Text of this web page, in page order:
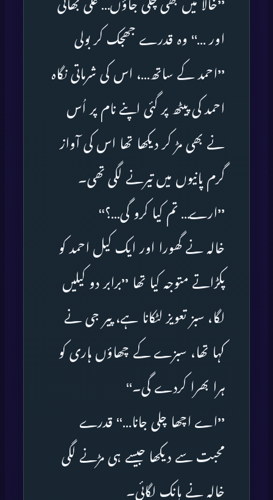
’’خالا میں بھی چلی جاؤں… علی بھائی
اور …‘‘ وہ قدرے جھجک کر بولی
’’احمد کے ساتھ…، اس کی شرماتی نگاہ
احمد کی پیٹھ پر گئی اپنے نام پر اُس
نے بھی مڑ کر دیکھا تھا اس کی آواز
گرم پانیوں میں تیرنے لگی تھی۔
’’ارے… تم کیا کرو گی…؟‘‘
خالہ نے گھورا اور ایک کیل احمد کو
پکڑاتے متوجہ کیا تھا ’’برابر دو کیلیں
لگا، سبز تعویز لٹکانا ہے، پیر جی نے
کہا تھا، سبزے کے چھاؤں ہاری کو
ہرا بھرا کردے گی۔‘‘
’’اے اچھا چلی جانا…‘‘ قدرے
محبت سے دیکھا جیسے ہی مڑنے لگی
خالہ نے ہانک لگائی۔